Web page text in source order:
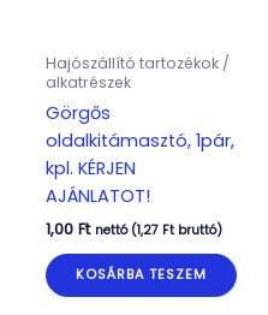
Hajószállító tartozékok /
alkatrészek
Görgős
oldalkitámasztó, 1pár,
kpl. KÉRJEN
AJÁNLATOT!
1,00 Ft nettó (1,27 Ftbruttó)
KOSÁRBA TESZEM